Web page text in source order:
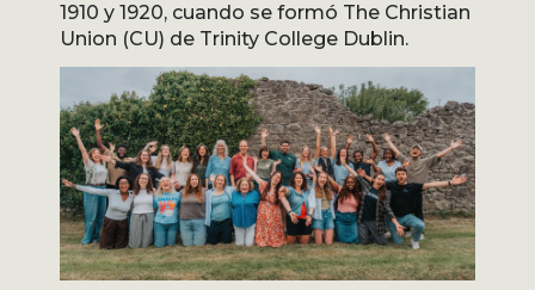
1910 y 1920, cuando se formó The Christian
Union (CU) de Trinity College Dublin.